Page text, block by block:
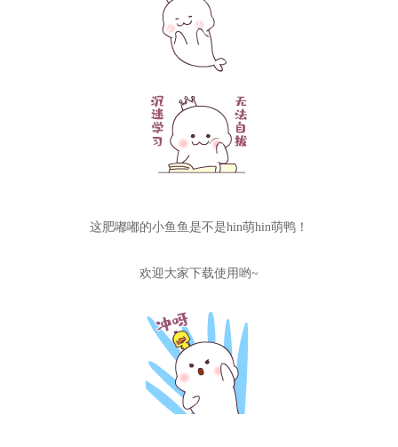
这肥嘟嘟的小鱼鱼是不是hin萌hin萌鸭！
欢迎大家下载使用哟~